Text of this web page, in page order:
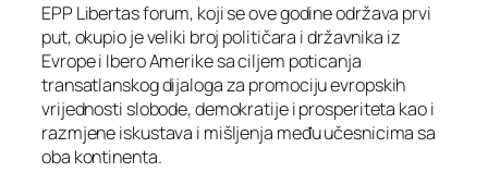
EPP Libertas forum, koji se ove godine održava prvi
put, okupio je veliki broj političara i državnika iz
Evrope i Ibero Amerike sa ciljem poticanja
transatlanskog dijaloga za promociju evropskih
vrijednosti slobode, demokratije i prosperiteta kao i
razmjene iskustava i mišljenja među učesnicima sa
oba kontinenta.